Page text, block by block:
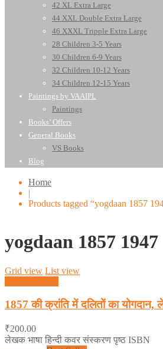
42 XL Extra Large
44 XXL Double Extra Large
46 XXXL Tripple Extra Large
28 Children 3-5 Years
30 Children 6-9 Years
32 Children 10-12 Years
34 Children 12-15 Years
Paintings by VAAIPL
Paintings
Books’ Offers
General Books
VS Books
Blog
Home
|
Products tagged “yogdaan 1857
yogdaan 1857 1947
Grid view List view
1857 की क्रांति में दलितों का
₹200.00
लेखक भाषा हिन्दी कवर संस्करण पृष्ठ ISBN